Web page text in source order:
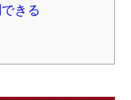
きる